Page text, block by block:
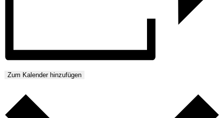
Zum Kalender hinzufügen